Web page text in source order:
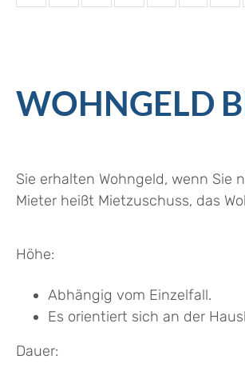
WOHNGELD
Sie erhalten Wohngeld, wenn Sie
Mieter heißt Mietzuschuss, das
Höhe:
Abhängig vom Einzelfall.
Es orientiert sich an der
Dauer: